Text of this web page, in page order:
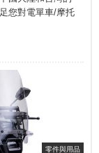
您對電單車/摩托
零件與用品